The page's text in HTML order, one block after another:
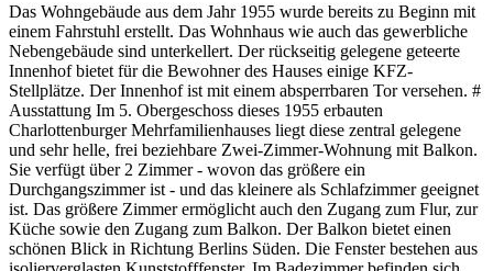
Das Wohngebäude aus dem Jahr 1955 wurde bereits zu Beginn mit
einem Fahrstuhl erstellt. Das Wohnhaus wie auch das gewerbliche
Nebengebäude sind unterkellert. Der rückseitig gelegene geteerte
Innenhof bietet für die Bewohner des Hauses einige KFZ-
Stellplätze. Der Innenhof ist mit einem absperrbaren Tor versehen. #
Ausstattung Im 5. Obergeschoss dieses 1955 erbauten
Charlottenburger Mehrfamilienhauses liegt diese zentral gelegene
und sehr helle, frei beziehbare Zwei-Zimmer-Wohnung mit Balkon.
Sie verfügt über 2 Zimmer - wovon das größere ein
Durchgangszimmer ist - und das kleinere als Schlafzimmer geeignet
ist. Das größere Zimmer ermöglicht auch den Zugang zum Flur, zur
Küche sowie den Zugang zum Balkon. Der Balkon bietet einen
schönen Blick in Richtung Berlins Süden. Die Fenster bestehen aus